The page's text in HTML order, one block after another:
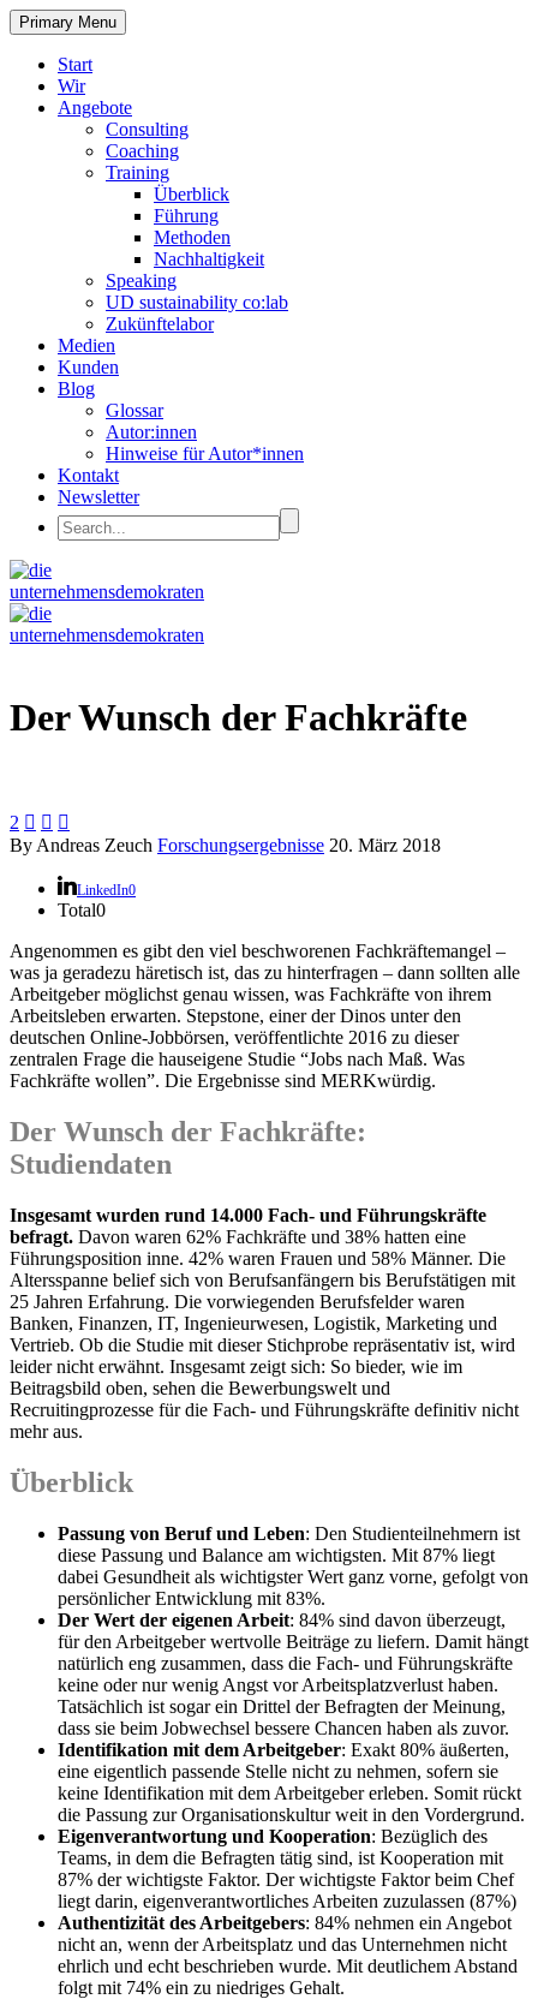
Primary Menu
Start
Wir
Angebote
Consulting
Coaching
Training
Überblick
Führung
Methoden
Nachhaltigkeit
Speaking
UD sustainability co:lab
Zukünftelabor
Medien
Kunden
Blog
Glossar
Autor:innen
Hinweise für Autor*innen
Kontakt
Newsletter
Der Wunsch der Fachkräfte
2   
By Andreas Zeuch Forschungsergebnisse 20. März 2018
LinkedIn0
Total0
Angenommen es gibt den viel beschworenen Fachkräftemangel –
was ja geradezu häretisch ist, das zu hinterfragen – dann sollten alle
Arbeitgeber möglichst genau wissen, was Fachkräfte von ihrem
Arbeitsleben erwarten. Stepstone, einer der Dinos unter den
deutschen Online-Jobbörsen, veröffentlichte 2016 zu dieser
zentralen Frage die hauseigene Studie “Jobs nach Maß. Was
Fachkräfte wollen”. Die Ergebnisse sind MERKwürdig.
Der Wunsch der Fachkräfte:
Studiendaten
Insgesamt wurden rund 14.000 Fach- und Führungskräfte
befragt. Davon waren 62% Fachkräfte und 38% hatten eine
Führungsposition inne. 42% waren Frauen und 58% Männer. Die
Altersspanne belief sich von Berufsanfängern bis Berufstätigen mit
25 Jahren Erfahrung. Die vorwiegenden Berufsfelder waren
Banken, Finanzen, IT, Ingenieurwesen, Logistik, Marketing und
Vertrieb. Ob die Studie mit dieser Stichprobe repräsentativ ist, wird
leider nicht erwähnt. Insgesamt zeigt sich: So bieder, wie im
Beitragsbild oben, sehen die Bewerbungswelt und
Recruitingprozesse für die Fach- und Führungskräfte definitiv nicht
mehr aus.
Überblick
Passung von Beruf und Leben: Den Studienteilnehmern ist
diese Passung und Balance am wichtigsten. Mit 87% liegt
dabei Gesundheit als wichtigster Wert ganz vorne, gefolgt von
persönlicher Entwicklung mit 83%.
Der Wert der eigenen Arbeit: 84% sind davon überzeugt,
für den Arbeitgeber wertvolle Beiträge zu liefern. Damit hängt
natürlich eng zusammen, dass die Fach- und Führungskräfte
keine oder nur wenig Angst vor Arbeitsplatzverlust haben.
Tatsächlich ist sogar ein Drittel der Befragten der Meinung,
dass sie beim Jobwechsel bessere Chancen haben als zuvor.
Identifikation mit dem Arbeitgeber: Exakt 80% äußerten,
eine eigentlich passende Stelle nicht zu nehmen, sofern sie
keine Identifikation mit dem Arbeitgeber erleben. Somit rückt
die Passung zur Organisationskultur weit in den Vordergrund.
Eigenverantwortung und Kooperation: Bezüglich des
Teams, in dem die Befragten tätig sind, ist Kooperation mit
87% der wichtigste Faktor. Der wichtigste Faktor beim Chef
liegt darin, eigenverantwortliches Arbeiten zuzulassen (87%)
Authentizität des Arbeitgebers: 84% nehmen ein Angebot
nicht an, wenn der Arbeitsplatz und das Unternehmen nicht
ehrlich und echt beschrieben wurde. Mit deutlichem Abstand
folgt mit 74% ein zu niedriges Gehalt.